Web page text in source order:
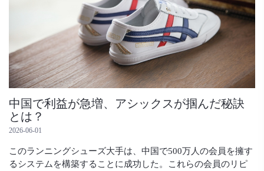
中国で利益が急増、アシックスが掴んだ秘訣
とは？
2026-06-01
このランニングシューズ大手は、中国で500万人の会員を擁す
るシステムを構築することに成功した。これらの会員のリピ